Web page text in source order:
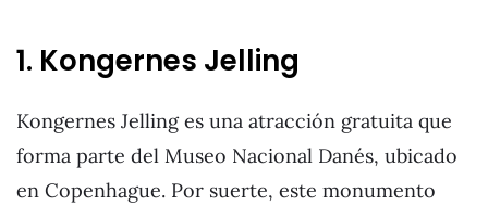
1. Kongernes Jelling
Kongernes Jelling es una atracción gratuita que
forma parte del Museo Nacional Danés, ubicado
en Copenhague. Por suerte, este monumento